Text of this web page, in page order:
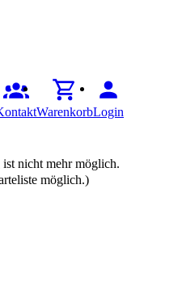
WarenkorbLogin
möglich.)